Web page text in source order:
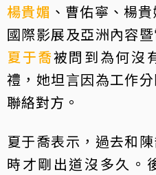
楊貴媚 、曹佑寧、楊
國際影展及亞洲內容
夏于喬被問到為何沒
禮，她坦言因為工作
聯絡對方。
夏于喬表示，過去和
時才剛出道沒多久。